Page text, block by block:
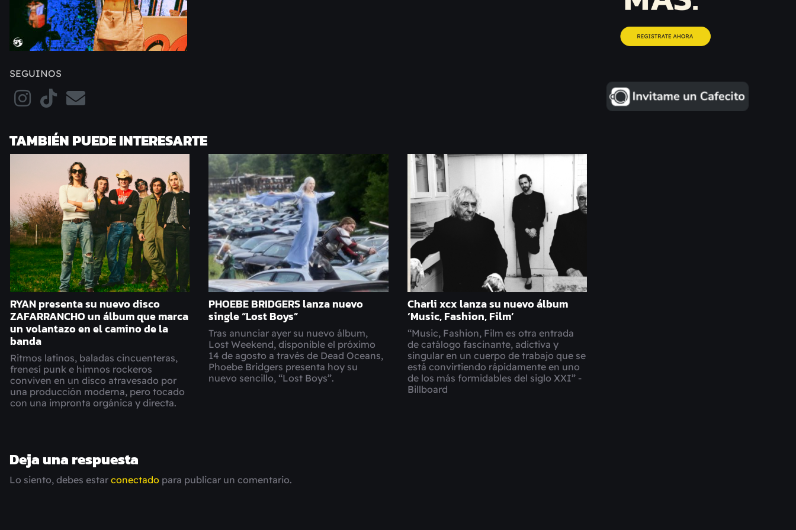
SEGUINOS
TAMBIÉN PUEDE INTERESARTE
RYAN presenta su nuevo disco
ZAFARRANCHO un álbum que marca
un volantazo en el camino de la
banda
Ritmos latinos, baladas cincuenteras,
frenesí punk e himnos rockeros
conviven en un disco atravesado por
una producción moderna, pero tocado
con una impronta orgánica y directa.
PHOEBE BRIDGERS lanza nuevo
single “Lost Boys”
Tras anunciar ayer su nuevo álbum,
Lost Weekend, disponible el próximo
14 de agosto a través de Dead Oceans,
Phoebe Bridgers presenta hoy su
nuevo sencillo, “Lost Boys”.
Charli xcx lanza su nuevo álbum
‘Music, Fashion, Film’
“Music, Fashion, Film es otra entrada
de catálogo fascinante, adictiva y
singular en un cuerpo de trabajo que se
está convirtiendo rápidamente en uno
de los más formidables del siglo XXI” -
Billboard
Deja una respuesta
Lo siento, debes estar conectado para publicar un comentario.